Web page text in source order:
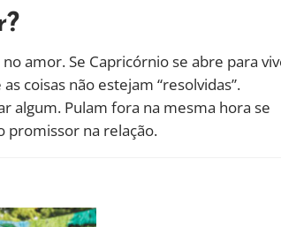
amor. Se Capricórnio se abre para
coisas não estejam “resolvidas”.
algum. Pulam fora na mesma hora se
promissor na relação.